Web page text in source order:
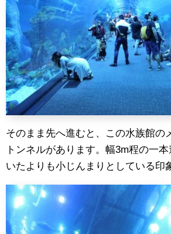
そのまま先へ進むと、この水族館の
トンネルがあります。幅3m程の一
いたよりも小じんまりとしている印